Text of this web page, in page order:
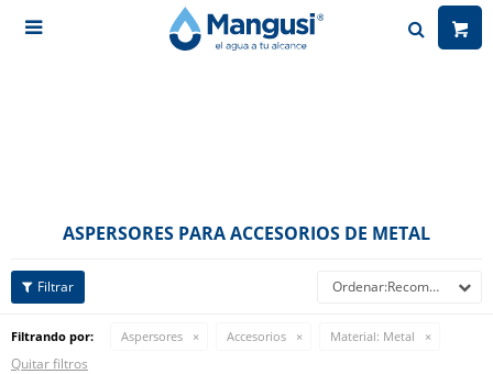

ASPERSORES PARA ACCESORIOS DE METAL
Recomendados
Filtrando por: Aspersores Accesorios Material: Metal
Quitar filtros